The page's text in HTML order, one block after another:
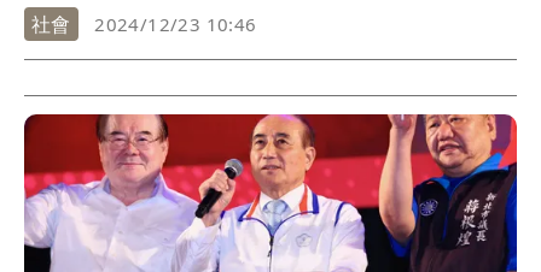
並強...
社會 2024/12/23 10:46